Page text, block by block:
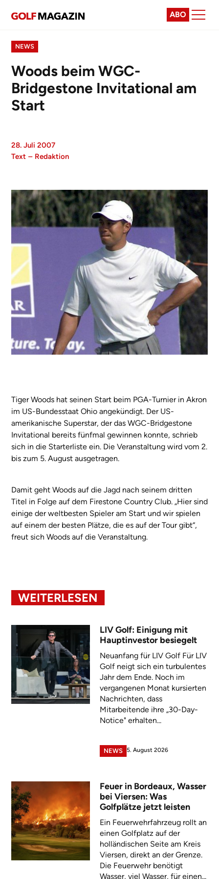
ABO
NEWS
Woods beim WGC-
Bridgestone Invitational am
Start
28. Juli 2007
Text – Redaktion
Tiger Woods hat seinen Start beim PGA-Turnier in Akron
im US-Bundesstaat Ohio angekündigt. Der US-
amerikanische Superstar, der das WGC-Bridgestone
Invitational bereits fünfmal gewinnen konnte, schrieb
sich in die Starterliste ein. Die Veranstaltung wird vom 2.
bis zum 5. August ausgetragen.
Damit geht Woods auf die Jagd nach seinem dritten
Titel in Folge auf dem Firestone Country Club. „Hier sind
einige der weltbesten Spieler am Start und wir spielen
auf einem der besten Plätze, die es auf der Tour gibt“,
freut sich Woods auf die Veranstaltung.
WEITERLESEN
LIV Golf: Einigung mit
Hauptinvestor besiegelt
Neuanfang für LIV Golf Für LIV
Golf neigt sich ein turbulentes
Jahr dem Ende. Noch im
vergangenen Monat kursierten
Nachrichten, dass
Mitarbeitende ihre „30-Day-
Notice" erhalten...
NEWS 5. August 2026
Feuer in Bordeaux, Wasser
bei Viersen: Was
Golfplätze jetzt leisten
Ein Feuerwehrfahrzeug rollt an
einen Golfplatz auf der
holländischen Seite am Kreis
Viersen, direkt an der Grenze.
Die Feuerwehr benötigt
Wasser, viel Wasser, für einen...